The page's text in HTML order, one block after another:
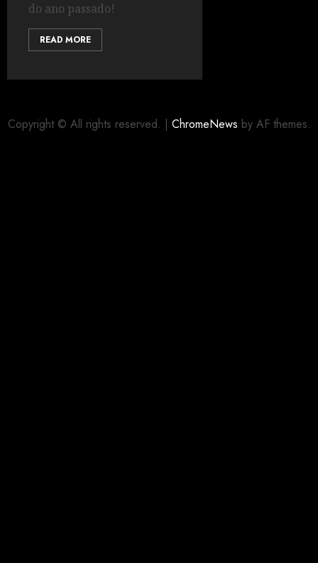
do ano passado!
READ MORE
Copyright © All rights reserved. | ChromeNews by AF themes.